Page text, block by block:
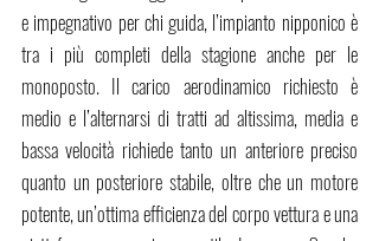
e impegnativo per chi guida, l’impianto nipponico è
tra i più completi della stagione anche per le
monoposto. Il carico aerodinamico richiesto è
medio e l’alternarsi di tratti ad altissima, media e
bassa velocità richiede tanto un anteriore preciso
quanto un posteriore stabile, oltre che un motore
potente, un’ottima efficienza del corpo vettura e una